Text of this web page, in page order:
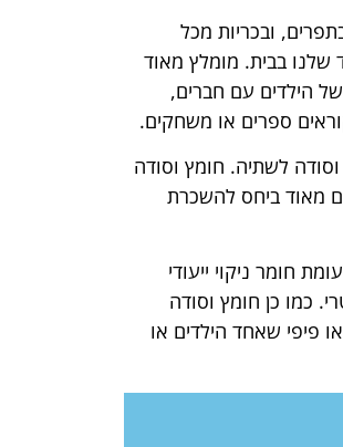
ובכריות מכל
שלנו בבית. מומלץ מאוד
הילדים עם חברים,
ספרים או משחקים.
לשתיה. חומץ וסודה
מאוד ביחס להשכרת
חומר ניקוי ייעודי
כמו כן חומץ וסודה
פיפי שאחד הילדים או